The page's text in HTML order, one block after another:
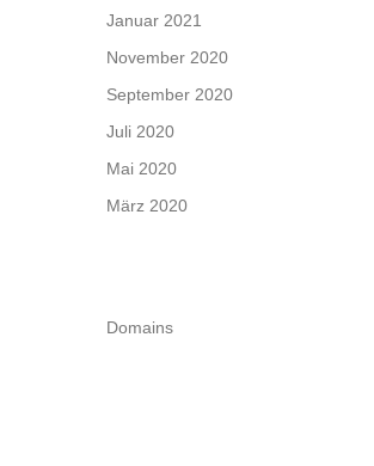
Januar 2021
November 2020
September 2020
Juli 2020
Mai 2020
März 2020
Domains